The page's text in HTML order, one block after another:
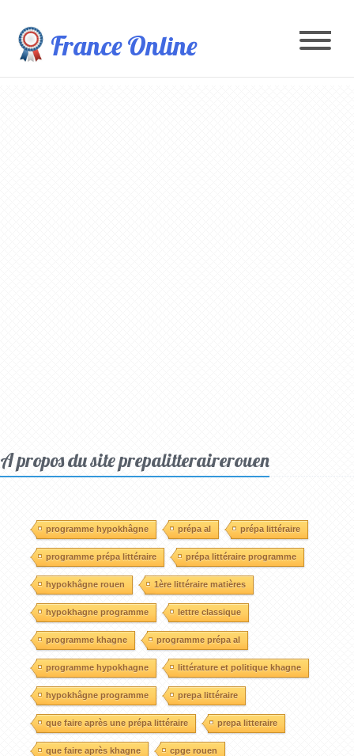
France Online
A propos du site prepalitterairerouen
programme hypokhâgne prépa al prépa littéraire
programme prépa littéraire prépa littéraire programme
hypokhâgne rouen 1ère littéraire matières
hypokhagne programme lettre classique
programme khagne programme prépa al
programme hypokhagne littérature et politique khagne
hypokhâgne programme prepa littéraire
que faire après une prépa littéraire prepa litteraire
que faire après khagne cpge rouen